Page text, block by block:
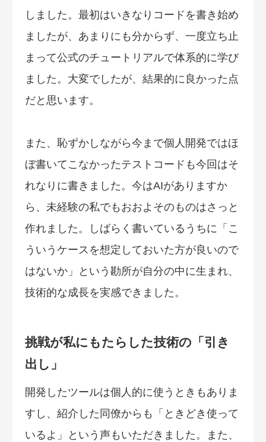
しました。最初はいきなりコードを書き始め
ましたが、あまりにも分からず、一度立ち止
まって公式のチュートリアルで体系的に学び
ました。大変でしたが、結果的に良かった点
だと思います。
また、恥ずかしながら今まで個人開発ではほ
ぼ書いてこなかったテストコードも今回はそ
れなりに書きました。今はAIがありますか
ら、未経験の私でもおおよそのものはさっと
作れました。しばらく書いているうちに「こ
ういうケースを想定しておいた方が良いので
はないか」という勘所が自分の中に生まれ、
技術的な成長を実感できました。
挑戦が私にもたらした技術の「引き
出し」
開発したツールは個人的に使うときもありま
すし、紹介した同僚からも「ときどき使って
いるよ」という声もいただきました。また、